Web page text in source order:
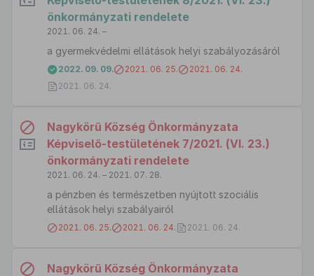
önkormányzati rendelete
2021. 06. 24. –
a gyermekvédelmi ellátások helyi szabályozásáról
2022. 09. 09. 2021. 06. 25.
2021. 06. 24.
2021. 06. 24.
Nagykörű Község Önkormányzata
Képviselő-testületének 7/2021. (VI. 23.)
önkormányzati rendelete
2021. 06. 24. – 2021. 07. 28.
a pénzben és természetben nyújtott szociális
ellátások helyi szabályairól
2021. 06. 25. 2021. 06. 24. 2021. 06. 24.
Nagykörű Község Önkormányzata